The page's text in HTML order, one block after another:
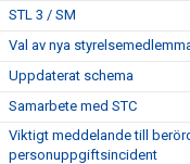
STL 3 / SM
Val av nya
Uppdaterat schema
Samarbete med STC
Viktigt meddelande till
personuppgiftsincident